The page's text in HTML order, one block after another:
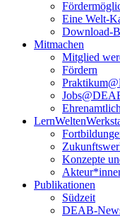
Eine Welt-
Download-
Mitmachen
Mitglied
Fördern
Konzepte
Publikationen
Südzeit
DEAB-